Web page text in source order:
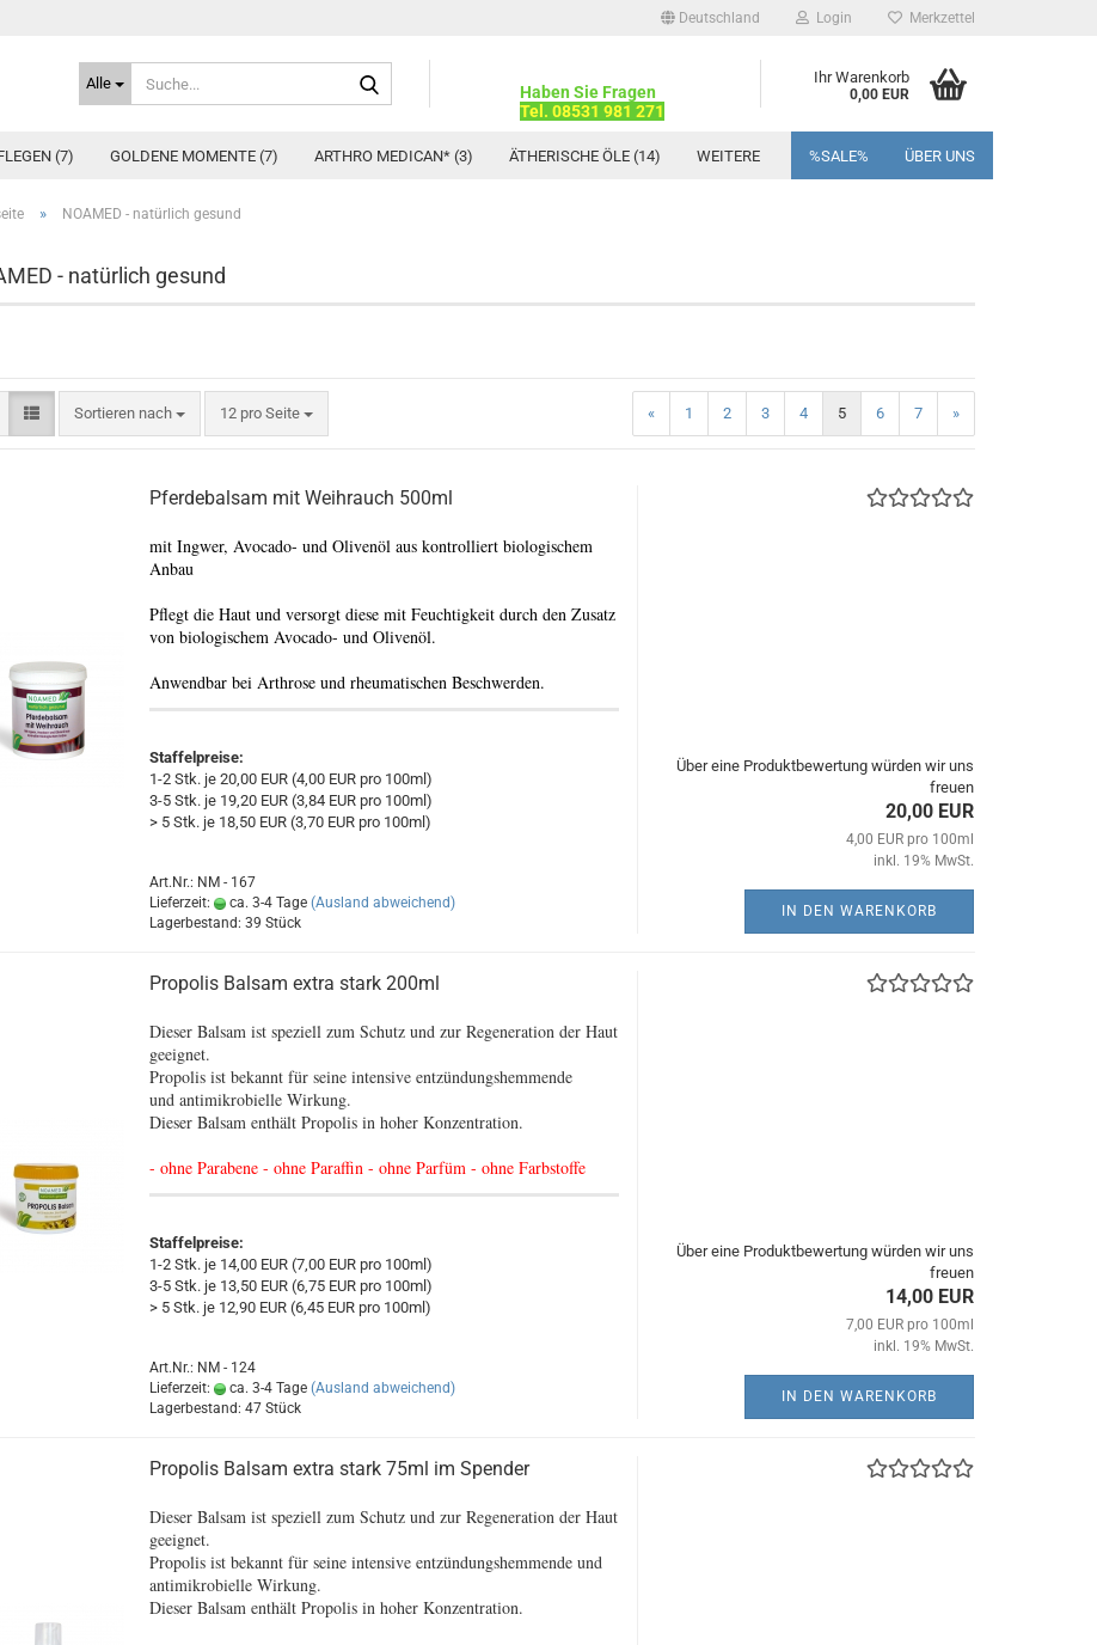
Deutschland Login Merkzettel
Alle
Haben Sie Fragen
Tel. 08531 981 271
Ihr Warenkorb
0,00 EUR
(7) GOLDENE MOMENTE (7) ARTHRO MEDICAN* (3) ÄTHERISCHE ÖLE (14) %SALE% ÜBER UNS
WEITERE
» NOAMED - natürlich gesund
- natürlich gesund
Sortieren nach
Sortieren nach 12 pro Seite
pro Seite « 1 2 3 4 5 6 7 »
Pferdebalsam mit Weihrauch 500ml
mit Ingwer, Avocado- und Olivenöl aus kontrolliert biologischem
Anbau
Pflegt die Haut und versorgt diese mit Feuchtigkeit durch den Zusatz
von biologischem Avocado- und Olivenöl.
Anwendbar bei Arthrose und rheumatischen Beschwerden.
Staffelpreise:
1-2 Stk. je 20,00 EUR (4,00 EUR pro 100ml)
3-5 Stk. je 19,20 EUR (3,84 EUR pro 100ml)
> 5 Stk. je 18,50 EUR (3,70 EUR pro 100ml)
Art.Nr.: NM - 167
Lieferzeit:
ca. 3-4 Tage (Ausland abweichend)
Lagerbestand: 39 Stück
Über eine Produktbewertung würden wir uns
freuen
20,00 EUR
4,00 EUR pro 100ml
inkl. 19% MwSt.
IN DEN WARENKORB
Propolis Balsam extra stark 200ml
Dieser Balsam ist speziell zum Schutz und zur Regeneration der Haut
geeignet.
Propolis ist bekannt für seine intensive entzündungshemmende
und antimikrobielle Wirkung.
Dieser Balsam enthält Propolis in hoher Konzentration.
- ohne Parabene - ohne Paraffin - ohne Parfüm - ohne Farbstoffe
Staffelpreise:
1-2 Stk. je 14,00 EUR (7,00 EUR pro 100ml)
3-5 Stk. je 13,50 EUR (6,75 EUR pro 100ml)
> 5 Stk. je 12,90 EUR (6,45 EUR pro 100ml)
Art.Nr.: NM - 124
Lieferzeit:
ca. 3-4 Tage (Ausland abweichend)
Lagerbestand: 47 Stück
Über eine Produktbewertung würden wir uns
freuen
14,00 EUR
7,00 EUR pro 100ml
inkl. 19% MwSt.
IN DEN WARENKORB
Propolis Balsam extra stark 75ml im Spender
Dieser Balsam ist speziell zum Schutz und zur Regeneration der Haut
geeignet.
Propolis ist bekannt für seine intensive entzündungshemmende und
antimikrobielle Wirkung.
Dieser Balsam enthält Propolis in hoher Konzentration.